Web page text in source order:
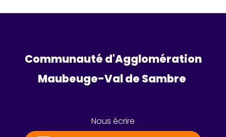
Communauté d'Agglomération
Maubeuge-Val de Sambre
Nous écrire